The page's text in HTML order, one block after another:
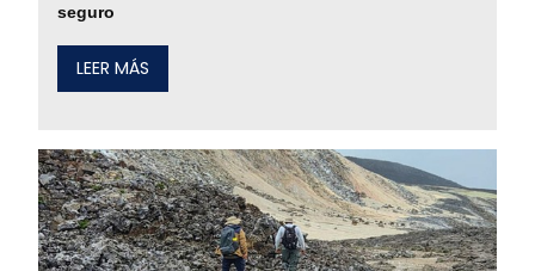
seguro
LEER MÁS